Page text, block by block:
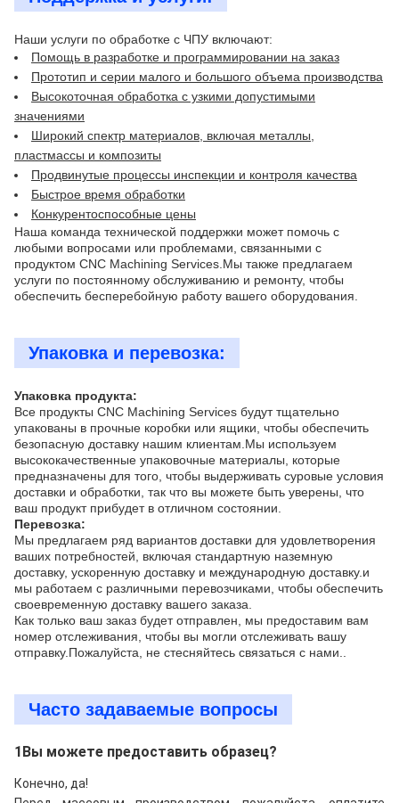
Наши услуги по обработке с ЧПУ включают:
Помощь в разработке и программировании на заказ
Прототип и серии малого и большого объема производства
Высокоточная обработка с узкими допустимыми
значениями
Широкий спектр материалов, включая металлы,
пластмассы и композиты
Продвинутые процессы инспекции и контроля качества
Быстрое время обработки
Конкурентоспособные цены
Наша команда технической поддержки может помочь с
любыми вопросами или проблемами, связанными с
продуктом CNC Machining Services.Мы также предлагаем
услуги по постоянному обслуживанию и ремонту, чтобы
обеспечить бесперебойную работу вашего оборудования.
Упаковка и перевозка:
Упаковка продукта:
Все продукты CNC Machining Services будут тщательно
упакованы в прочные коробки или ящики, чтобы обеспечить
безопасную доставку нашим клиентам.Мы используем
высококачественные упаковочные материалы, которые
предназначены для того, чтобы выдерживать суровые условия
доставки и обработки, так что вы можете быть уверены, что
ваш продукт прибудет в отличном состоянии.
Перевозка:
Мы предлагаем ряд вариантов доставки для удовлетворения
ваших потребностей, включая стандартную наземную
доставку, ускоренную доставку и международную доставку.и
мы работаем с различными перевозчиками, чтобы обеспечить
своевременную доставку вашего заказа.
Как только ваш заказ будет отправлен, мы предоставим вам
номер отслеживания, чтобы вы могли отслеживать вашу
отправку.Пожалуйста, не стесняйтесь связаться с нами..
Часто задаваемые вопросы
1Вы можете предоставить образец?
Конечно, да!